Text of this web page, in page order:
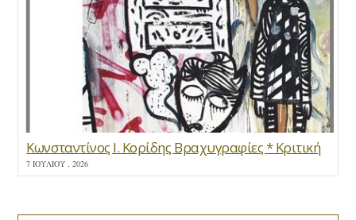
Κωνσταντίνος Ι. Κορίδης Βραχυγραφίες * Κριτική
7 ΙΟΥΛΊΟΥ , 2026